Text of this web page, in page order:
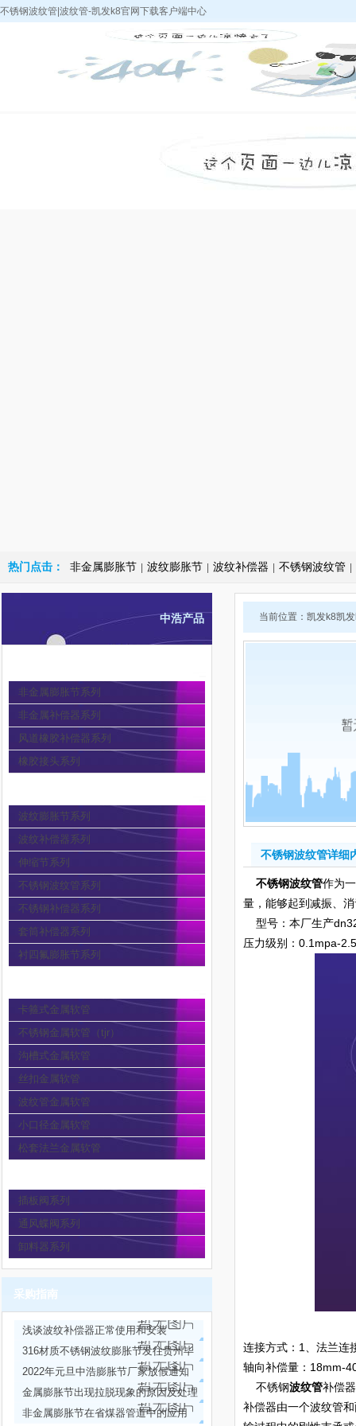
不锈钢波纹管|波纹管-凯发k8官网下载客户端中心
热门点击： 非金属膨胀节 波纹膨胀节 波纹补偿器 不锈钢波纹管
当前位置： 凯发k8凯
不锈钢波纹管详细
不锈钢波纹管作为
量，能够起到减振、
型号：本厂生产
压力级别：0.1mpa-
连接方式：1、法兰连
轴向补偿量：18mm-
不锈钢波纹管补偿
补偿器由一个波纹管
中浩产品
非金属膨胀节系列
非金属补偿器系列
风道橡胶补偿器系列
橡胶接头系列
波纹膨胀节系列
波纹补偿器系列
伸缩节系列
不锈钢波纹管系列
不锈钢补偿器系列
套筒补偿器系列
衬四氟膨胀节系列
卡箍式金属软管
不锈钢金属软管（tjr）
沟槽式金属软管
丝扣金属软管
波纹管金属软管
小口径金属软管
松套法兰金属软管
插板阀系列
通风蝶阀系列
卸料器系列
采购指南
浅谈波纹补偿器正常使用和安装
316材质不锈钢波纹膨胀节发往贵州毕
节安装现场
2022年元旦中浩膨胀节厂家放假通知
金属膨胀节出现拉脱现象的原因及处理
方法
非金属膨胀节在省煤器管道中的应用